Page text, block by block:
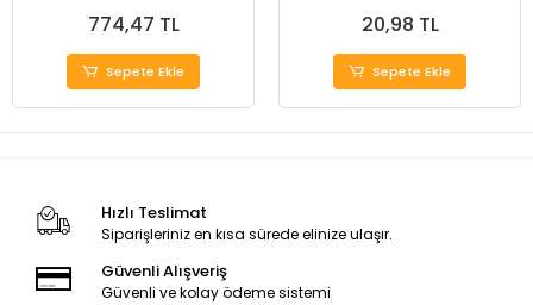
774,47 TL
Sepete Ekle
20,98 TL
Sepete Ekle
Hızlı Teslimat
Siparişleriniz en kısa sürede elinize ulaşır.
Güvenli Alışveriş
Güvenli ve kolay ödeme sistemi